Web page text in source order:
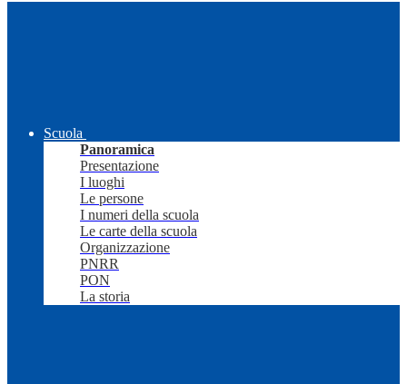
Scuola
Panoramica
Presentazione
I luoghi
Le persone
I numeri della scuola
Le carte della scuola
Organizzazione
PNRR
PON
La storia